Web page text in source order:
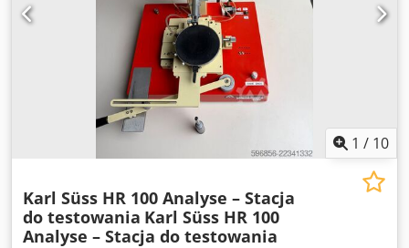
1 / 10
Karl Süss HR 100 Analyse – Stacja
do testowania Karl Süss HR 100
Analyse – Stacja do testowania